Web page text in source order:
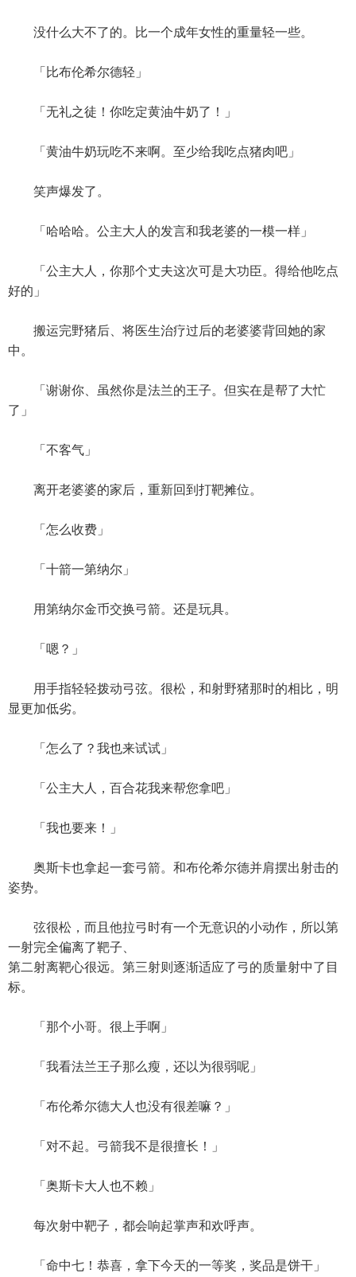
没什么大不了的。比一个成年女性的重量轻一些。
「比布伦希尔德轻」
「无礼之徒！你吃定黄油牛奶了！」
「黄油牛奶玩吃不来啊。至少给我吃点猪肉吧」
笑声爆发了。
「哈哈哈。公主大人的发言和我老婆的一模一样」
「公主大人，你那个丈夫这次可是大功臣。得给他吃点
好的」
搬运完野猪后、将医生治疗过后的老婆婆背回她的家
中。
「谢谢你、虽然你是法兰的王子。但实在是帮了大忙
了」
「不客气」
离开老婆婆的家后，重新回到打靶摊位。
「怎么收费」
「十箭一第纳尔」
用第纳尔金币交换弓箭。还是玩具。
「嗯？」
用手指轻轻拨动弓弦。很松，和射野猪那时的相比，明
显更加低劣。
「怎么了？我也来试试」
「公主大人，百合花我来帮您拿吧」
「我也要来！」
奥斯卡也拿起一套弓箭。和布伦希尔德并肩摆出射击的
姿势。
弦很松，而且他拉弓时有一个无意识的小动作，所以第
一射完全偏离了靶子、
第二射离靶心很远。第三射则逐渐适应了弓的质量射中了目
标。
「那个小哥。很上手啊」
「我看法兰王子那么瘦，还以为很弱呢」
「布伦希尔德大人也没有很差嘛？」
「对不起。弓箭我不是很擅长！」
「奥斯卡大人也不赖」
每次射中靶子，都会响起掌声和欢呼声。
「命中七！恭喜，拿下今天的一等奖，奖品是饼干」